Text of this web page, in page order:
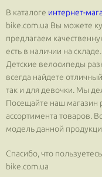
В каталоге интернет-
bike.com.ua Вы можете
предлагаем
есть в наличии на
Детские велосипеды
всегда найдете
так и для девочки. Мы
Посещайте наш магазин
ассортимента товаров.
модель данной
Спасибо, что
bike.com.ua